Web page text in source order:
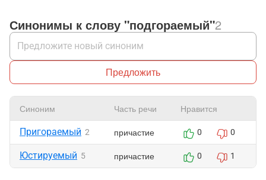
Синонимы к слову "подгораемый"2
Предложить
Синоним Часть речи Нравится
Пригораемый 2 причастие 0 0
Юстируемый 5 причастие 0 1